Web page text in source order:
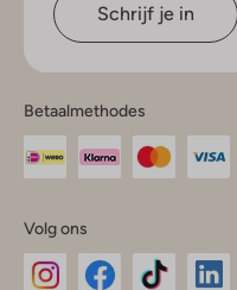
Schrijf je in
Betaalmethodes
Volg ons